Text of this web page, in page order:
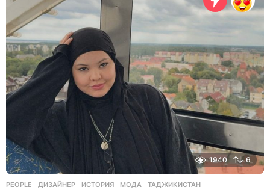
ь
н
з
а
1940 6
PEOPLE ДИЗАЙНЕР ,ИСТОРИЯ ,МОДА ,ТАДЖИКИСТАН